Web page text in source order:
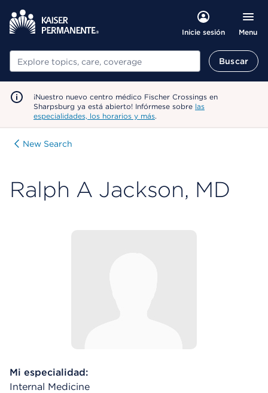
Inicie sesión Menu
Buscar Buscar
¡Nuestro nuevo centro médico Fischer Crossings en
Sharpsburg ya está abierto! Infórmese sobre las
especialidades, los horarios y más.
New Search
Ralph A Jackson, MD
Mi especialidad:
Internal Medicine